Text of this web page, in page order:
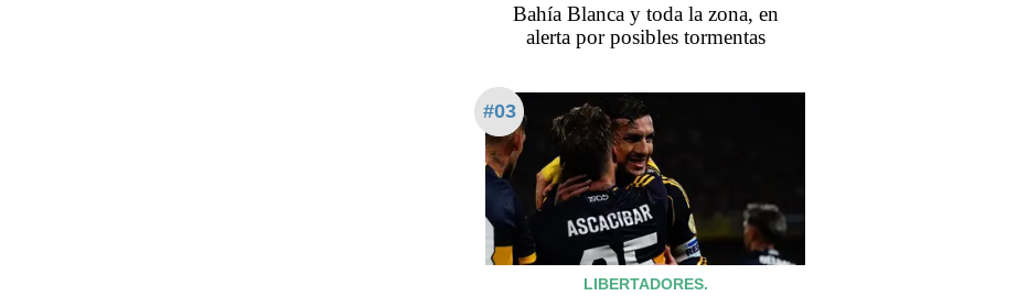
Bahía Blanca y toda la zona, en
alerta por posibles tormentas
#03
LIBERTADORES.